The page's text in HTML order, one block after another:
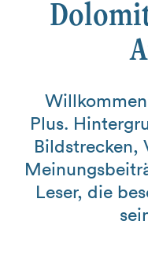
Plus.
Bildstrecken,
Leser, die